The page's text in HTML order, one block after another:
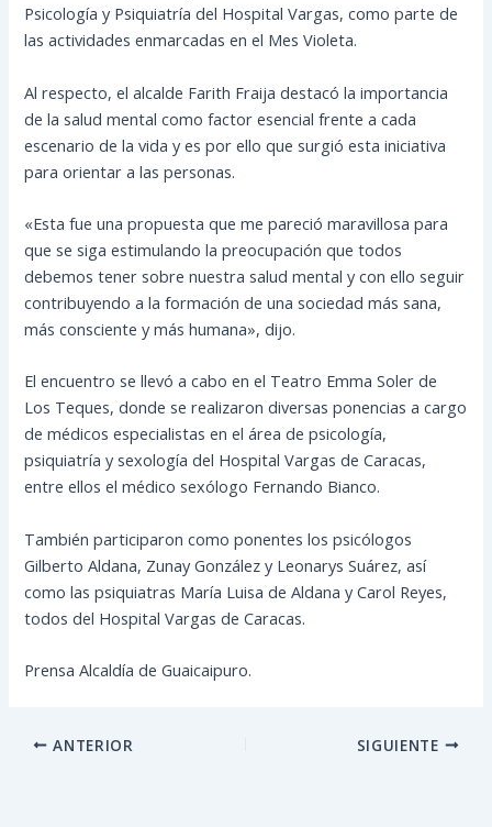
Psicología y Psiquiatría del Hospital Vargas, como parte de
las actividades enmarcadas en el Mes Violeta.
Al respecto, el alcalde Farith Fraija destacó la importancia
de la salud mental como factor esencial frente a cada
escenario de la vida y es por ello que surgió esta iniciativa
para orientar a las personas.
«Esta fue una propuesta que me pareció maravillosa para
que se siga estimulando la preocupación que todos
debemos tener sobre nuestra salud mental y con ello seguir
contribuyendo a la formación de una sociedad más sana,
más consciente y más humana», dijo.
El encuentro se llevó a cabo en el Teatro Emma Soler de
Los Teques, donde se realizaron diversas ponencias a cargo
de médicos especialistas en el área de psicología,
psiquiatría y sexología del Hospital Vargas de Caracas,
entre ellos el médico sexólogo Fernando Bianco.
También participaron como ponentes los psicólogos
Gilberto Aldana, Zunay González y Leonarys Suárez, así
como las psiquiatras María Luisa de Aldana y Carol Reyes,
todos del Hospital Vargas de Caracas.
Prensa Alcaldía de Guaicaipuro.
ANTERIOR SIGUIENTE